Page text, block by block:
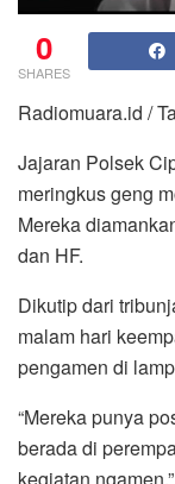
0
SHARES
Radiomuara.id /
Jajaran Polsek
meringkus geng
Mereka
dan HF.
Dikutip dari
malam hari
pengamen di
“Mereka punya
berada di